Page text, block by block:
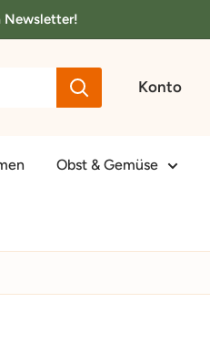
Newsletter!
Konto
Obst & Gemüse